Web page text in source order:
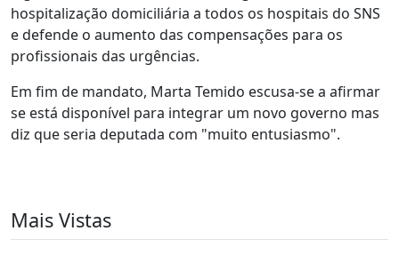
hospitalização domiciliária a todos os hospitais do SNS
e defende o aumento das compensações para os
profissionais das urgências.
Em fim de mandato, Marta Temido escusa-se a afirmar
se está disponível para integrar um novo governo mas
diz que seria deputada com "muito entusiasmo".
Mais Vistas